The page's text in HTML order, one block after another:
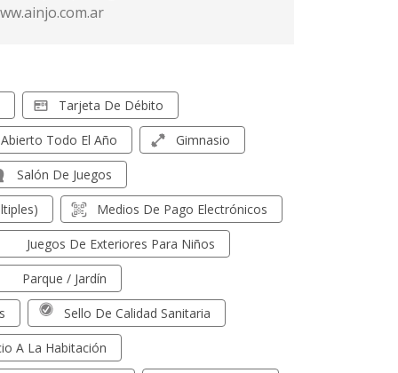
Tarjeta De Débito
Abierto Todo El Año Gimnasio
Salón De Juegos
Medios De Pago Electrónicos
Juegos De Exteriores Para Niños
Parque / Jardín
Sello De Calidad Sanitaria
A La Habitación